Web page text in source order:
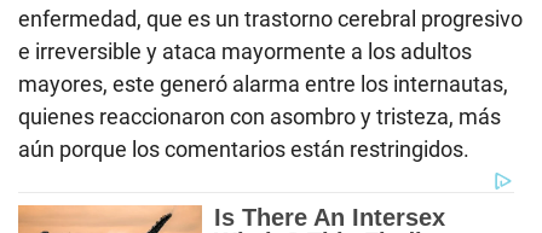
enfermedad, que es un trastorno cerebral progresivo
e irreversible y ataca mayormente a los adultos
mayores, este generó alarma entre los internautas,
quienes reaccionaron con asombro y tristeza, más
aún porque los comentarios están restringidos.